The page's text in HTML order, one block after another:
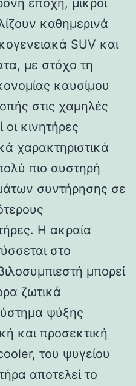
καθημερινά
SUV και
με στόχο τη
καυσίμου
στις χαμηλές
κινητήρες
χαρακτηριστικά
πιο αυστηρή
συντήρησης σε
Η ακραία
στο
μπορεί
ζωτικά
ψύξης
και προσεκτική
του ψυγείου
αποτελεί το